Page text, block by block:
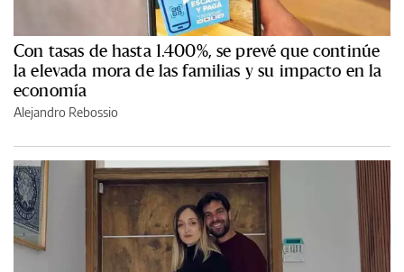
Con tasas de hasta 1.400%, se prevé que continúe
la elevada mora de las familias y su impacto en la
economía
Alejandro Rebossio